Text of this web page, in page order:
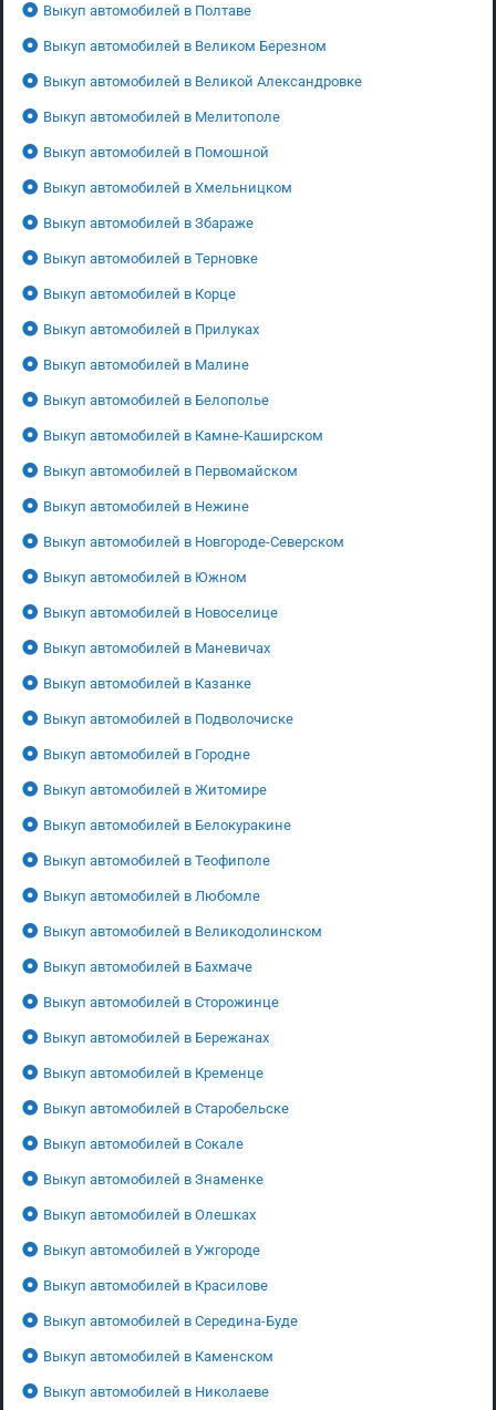
Выкуп автомобилей в Полтаве
Выкуп автомобилей в Великом Березном
Выкуп автомобилей в Великой Александровке
Выкуп автомобилей в Мелитополе
Выкуп автомобилей в Помошной
Выкуп автомобилей в Хмельницком
Выкуп автомобилей в Збараже
Выкуп автомобилей в Терновке
Выкуп автомобилей в Корце
Выкуп автомобилей в Прилуках
Выкуп автомобилей в Малине
Выкуп автомобилей в Белополье
Выкуп автомобилей в Камне-Каширском
Выкуп автомобилей в Первомайском
Выкуп автомобилей в Нежине
Выкуп автомобилей в Новгороде-Северском
Выкуп автомобилей в Южном
Выкуп автомобилей в Новоселице
Выкуп автомобилей в Маневичах
Выкуп автомобилей в Казанке
Выкуп автомобилей в Подволочиске
Выкуп автомобилей в Городне
Выкуп автомобилей в Житомире
Выкуп автомобилей в Белокуракине
Выкуп автомобилей в Теофиполе
Выкуп автомобилей в Любомле
Выкуп автомобилей в Великодолинском
Выкуп автомобилей в Бахмаче
Выкуп автомобилей в Сторожинце
Выкуп автомобилей в Бережанах
Выкуп автомобилей в Кременце
Выкуп автомобилей в Старобельске
Выкуп автомобилей в Сокале
Выкуп автомобилей в Знаменке
Выкуп автомобилей в Олешках
Выкуп автомобилей в Ужгороде
Выкуп автомобилей в Красилове
Выкуп автомобилей в Середина-Буде
Выкуп автомобилей в Каменском
Выкуп автомобилей в Николаеве